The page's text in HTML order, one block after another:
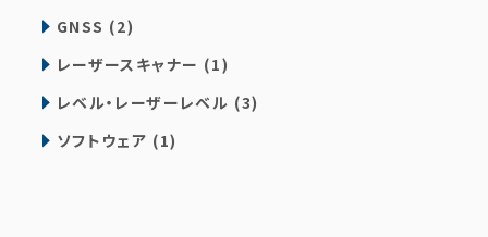
GNSS (2)
レーザースキャナー (1)
レベル・レーザーレベル (3)
ソフトウェア (1)